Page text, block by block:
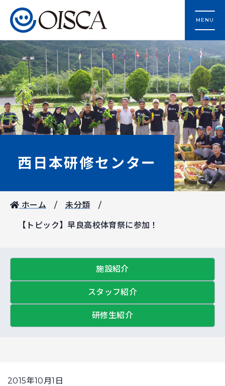
MENU
西日本研修センター
ホーム 未分類
【トピック】早良高校体育祭に参加！
施設紹介
スタッフ紹介
研修生紹介
2015年10月1日